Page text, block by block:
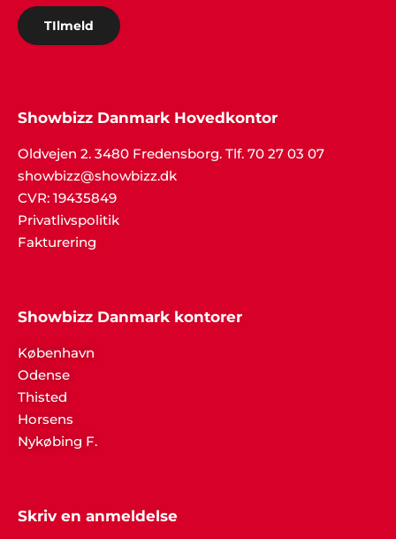
TIlmeld
Showbizz Danmark Hovedkontor
Oldvejen 2. 3480 Fredensborg. Tlf. 70 27 03 07
showbizz@showbizz.dk
CVR: 19435849
Privatlivspolitik
Fakturering
Showbizz Danmark kontorer
København
Odense
Thisted
Horsens
Nykøbing F.
Skriv en anmeldelse